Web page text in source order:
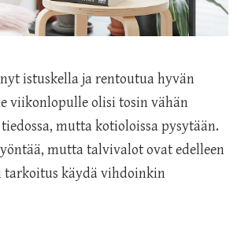
istuskella ja rentoutua hyvän
viikonlopulle olisi tosin vähän
mutta kotioloissa pysytään.
mutta talvivalot ovat edelleen
tarkoitus käydä vihdoinkin